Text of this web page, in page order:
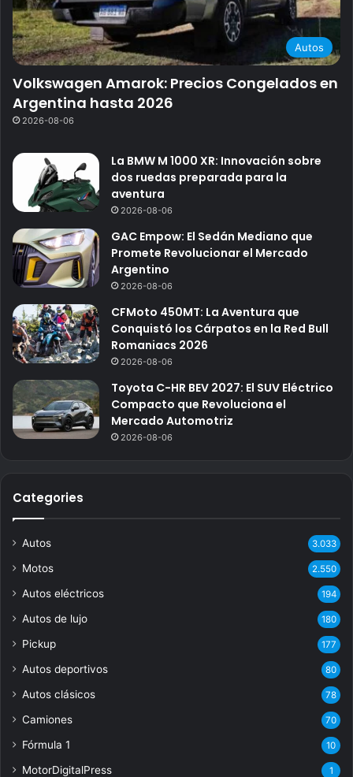
Autos
Volkswagen Amarok: Precios Congelados en
Argentina hasta 2026
2026-08-06
La BMW M 1000 XR: Innovación sobre
dos ruedas preparada para la
aventura
2026-08-06
GAC Empow: El Sedán Mediano que
Promete Revolucionar el Mercado
Argentino
2026-08-06
CFMoto 450MT: La Aventura que
Conquistó los Cárpatos en la Red Bull
Romaniacs 2026
2026-08-06
Toyota C-HR BEV 2027: El SUV Eléctrico
Compacto que Revoluciona el
Mercado Automotriz
2026-08-06
Categories
Autos 3.033
Motos 2.550
Autos eléctricos 194
Autos de lujo 180
Pickup 177
Autos deportivos 80
Autos clásicos 78
Camiones 70
Fórmula 1 10
MotorDigitalPress 1